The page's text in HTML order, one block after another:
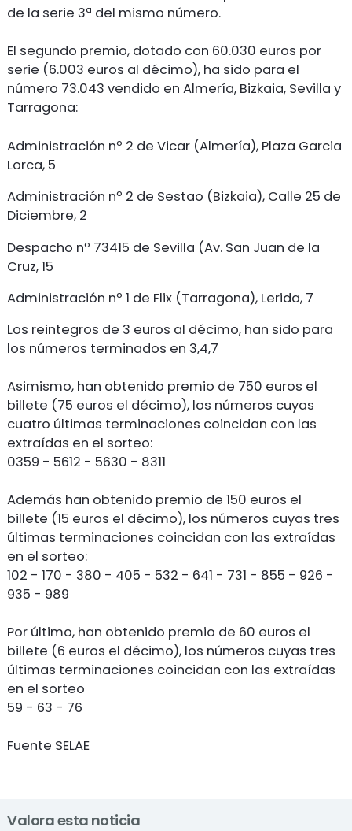
de la serie 3ª del mismo número.
El segundo premio, dotado con 60.030 euros por
serie (6.003 euros al décimo), ha sido para el
número 73.043 vendido en Almería, Bizkaia, Sevilla y
Tarragona:
Administración nº 2 de Vicar (Almería), Plaza Garcia
Lorca, 5
Administración nº 2 de Sestao (Bizkaia), Calle 25 de
Diciembre, 2
Despacho nº 73415 de Sevilla (Av. San Juan de la
Cruz, 15
Administración nº 1 de Flix (Tarragona), Lerida, 7
Los reintegros de 3 euros al décimo, han sido para
los números terminados en 3,4,7
Asimismo, han obtenido premio de 750 euros el
billete (75 euros el décimo), los números cuyas
cuatro últimas terminaciones coincidan con las
extraídas en el sorteo:
0359 - 5612 - 5630 - 8311
Además han obtenido premio de 150 euros el
billete (15 euros el décimo), los números cuyas tres
últimas terminaciones coincidan con las extraídas
en el sorteo:
102 - 170 - 380 - 405 - 532 - 641 - 731 - 855 - 926 -
935 - 989
Por último, han obtenido premio de 60 euros el
billete (6 euros el décimo), los números cuyas tres
últimas terminaciones coincidan con las extraídas
en el sorteo
59 - 63 - 76
Fuente SELAE
Valora esta noticia